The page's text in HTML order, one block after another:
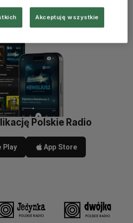
Polskie Radio
Play App Store
Akceptuję wszystkie